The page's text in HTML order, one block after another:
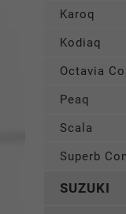
Karoq
Kodiaq
Octavia
Peaq
Scala
Superb
SUZUKI